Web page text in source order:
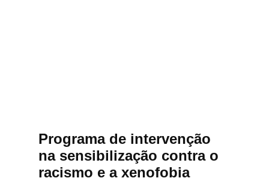
Programa de intervenção
na sensibilização contra o
racismo e a xenofobia